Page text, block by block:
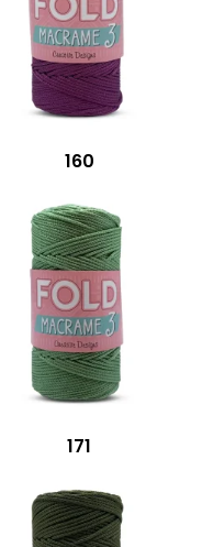
160
171